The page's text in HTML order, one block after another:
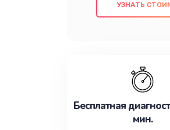
потребности
УЗНАТЬ
Бесплатная
мин.